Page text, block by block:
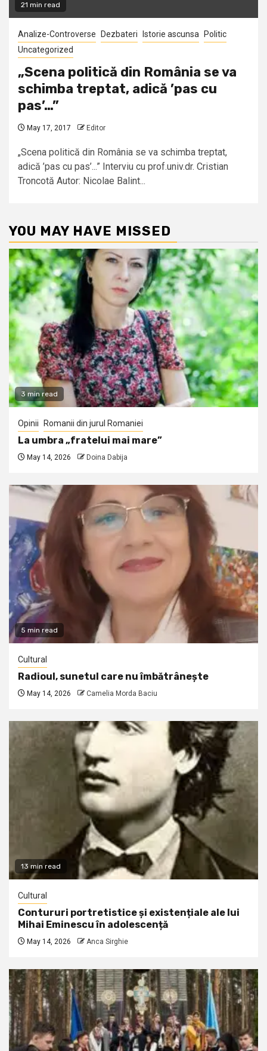
21 min read
Analize-Controverse Dezbateri Istorie ascunsa
Politic
Uncategorized
„Scena politică din România se va
schimba treptat, adică ’pas cu
pas’…”
May 17, 2017 Editor
„Scena politică din România se va schimba treptat,
adică ’pas cu pas’...” Interviu cu prof.univ.dr. Cristian
Troncotă Autor: Nicolae Balint...
YOU MAY HAVE MISSED
3 min read
Opinii Romanii din jurul Romaniei
La umbra „fratelui mai mare”
May 14, 2026 Doina Dabija
5 min read
Cultural
Radioul, sunetul care nu îmbătrânește
May 14, 2026 Camelia Morda Baciu
13 min read
Cultural
Contururi portretistice și existențiale ale lui
Mihai Eminescu în adolescență
May 14, 2026 Anca Sirghie